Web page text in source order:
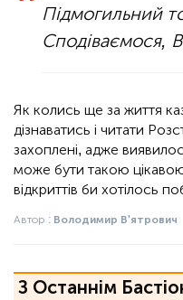
Підмогильний
Сподіваємося,
Як колись ще за життя
дізнаватись і читати
захоплені, адже
може бути такою
відкриттів би хотілось
Автор : Володимир В'ятрович
З Останнім